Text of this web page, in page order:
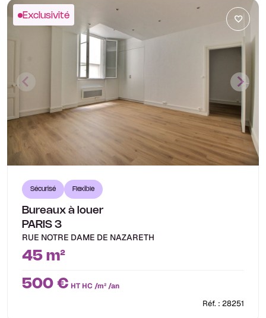
Exclusivité
Sécurisé Flexible
Bureaux à louer
PARIS 3
RUE NOTRE DAME DE NAZARETH
45 m²
500 € HT HC /m² /an
Réf. : 28251